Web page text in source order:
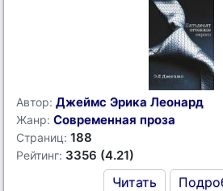
Автор: Джеймс Эрика Леонард
Жанр: Современная проза
Страниц: 188
Рейтинг: 3356 (4.21)
Читать